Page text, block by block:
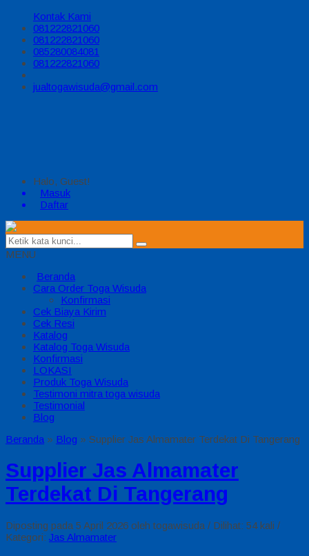
Kontak Kami
081222821060
081222821060
085280084081
081222821060
jualtogawisuda@gmail.com
Halo, Guest!
Masuk
Daftar
MENU
Beranda
Cara Order Toga Wisuda
Konfirmasi
Cek Biaya Kirim
Cek Resi
Katalog
Katalog Toga Wisuda
Konfirmasi
LOKASI
Produk Toga Wisuda
Testimoni mitra toga wisuda
Testimonial
Blog
Beranda » Blog » Supplier Jas Almamater Terdekat Di Tangerang
Supplier Jas Almamater
Terdekat Di Tangerang
Diposting pada 5 April 2026 oleh togawisuda / Dilihat: 54 kali /
Kategori: Jas Almamater